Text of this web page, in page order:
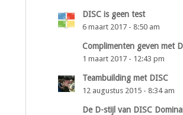
DISC is geen test
6 maart 2017 - 8:50 am
Complimenten geven met
1 maart 2017 - 12:43 pm
Teambuilding met DISC
12 augustus 2015 - 8:34 am
De D-stijl van DISC